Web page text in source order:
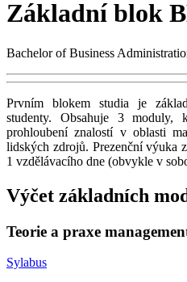
Základní blok
Bachelor of Business
Prvním blokem studia je
studenty. Obsahuje 3 moduly,
prohloubení znalostí v oblasti
lidských zdrojů. Prezenční výuka
1 vzdělávacího dne (obvykle v
Výčet základních
Teorie a praxe
Sylabus